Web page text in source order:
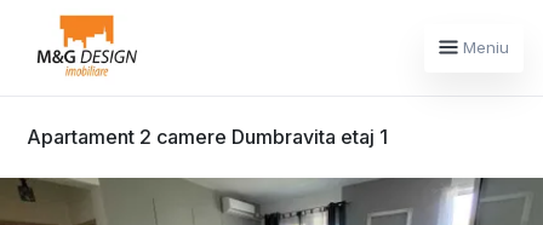
Meniu
Apartament 2 camere Dumbravita etaj 1